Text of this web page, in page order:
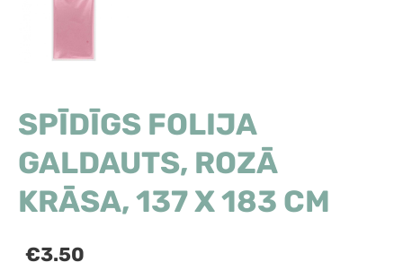
SPĪDĪGS FOLIJA
GALDAUTS, ROZĀ
KRĀSA, 137 X 183 CM
€3.50